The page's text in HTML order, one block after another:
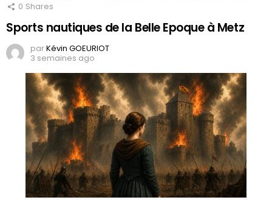
0 Shares
Sports nautiques de la Belle Epoque à Metz
parKévin GOEURIOT
3 semaines ago